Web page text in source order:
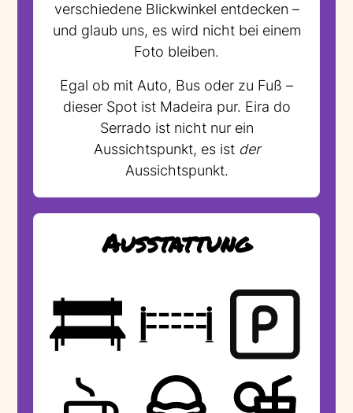
verschiedene Blickwinkel entdecken –
und glaub uns, es wird nicht bei einem
Foto bleiben.
Egal ob mit Auto, Bus oder zu Fuß –
dieser Spot ist Madeira pur. Eira do
Serrado ist nicht nur ein
Aussichtspunkt, es ist der
Aussichtspunkt.
Ausstattung